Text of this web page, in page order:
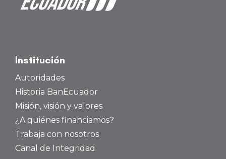
Institución
Autoridades
Historia BanEcuador
Misión, visión y valores
¿A quiénes financiamos?
Trabaja con nosotros
Canal de Integridad